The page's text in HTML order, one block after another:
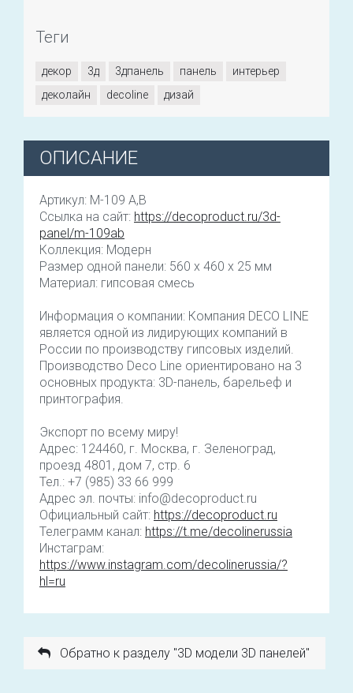
Теги
декор 3д 3дпанель панель
интерьер
деколайн
decoline дизай
ОПИСАНИЕ
Артикул: M-109 A,B
Ссылка на сайт: https://decoproduct.ru/3d-
panel/m-109ab
Коллекция: Модерн
Размер одной панели: 560 x 460 x 25 мм
Материал: гипсовая смесь
Информация о компании: Компания DECO LINE
является одной из лидирующих компаний в
России по производству гипсовых изделий.
Производство Deco Line ориентировано на 3
основных продукта: 3D-панель, барельеф и
принтография.
Экспорт по всему миру!
Адрес: 124460, г. Москва, г. Зеленоград,
проезд 4801, дом 7, стр. 6
Тел.: +7 (985) 33 66 999
Адрес эл. почты: info@decoproduct.ru
Официальный сайт: https://decoproduct.ru
Телеграмм канал: https://t.me/decolinerussia
Инстаграм:
https://www.instagram.com/decolinerussia/?
hl=ru
Обратно к разделу "3D модели 3D панелей"